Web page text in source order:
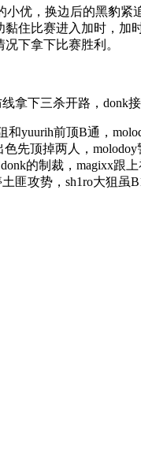
，换边后的黑豹紧
住比赛进入加时，
下拿下比赛胜利。
下三杀开路，donk接
前顶B通，
先顶掉两人，
的制裁，magixx
攻势，sh1ro大狙虽